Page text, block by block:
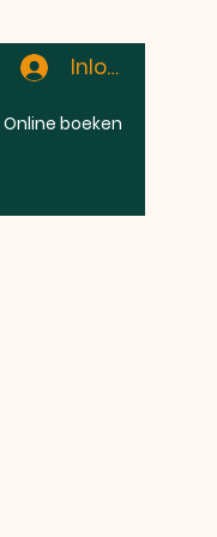
Inloggen
Online boeken